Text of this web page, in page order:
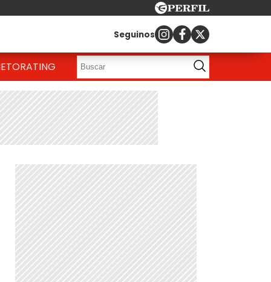
Seguinos
RATING